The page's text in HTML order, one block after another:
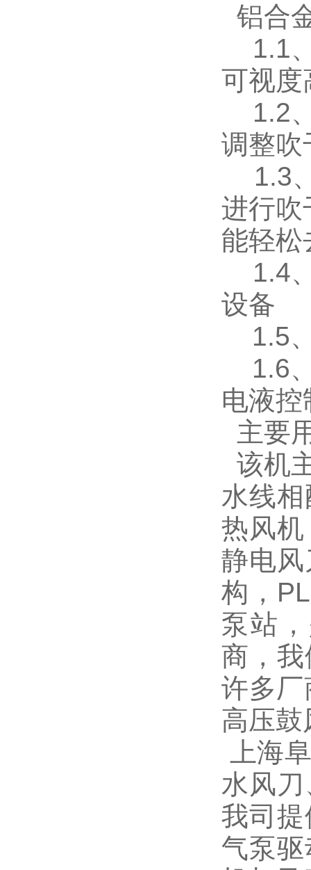
铝合
1.1、
可视度
1.2、
调整吹
1.3、
进行吹
能轻松
1.4、
设备
1.5
1.6、
电液
主要
该机
水线
热风
静电
构，
泵站
商，
许多
高压鼓
上海
水风
我司
气泵